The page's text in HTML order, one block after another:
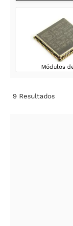
Módulos
9 Resultados